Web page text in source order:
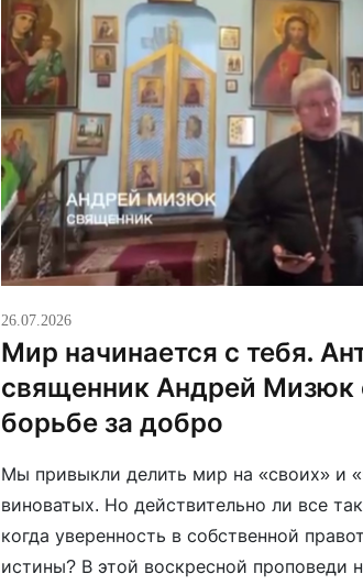
26.07.2026
Мир начинается с тебя.
священник Андрей Мизюк
борьбе за добро
Мы привыкли делить мир на «своих» и
виноватых. Но действительно ли все
когда уверенность в собственной
истины? В этой воскресной проповеди